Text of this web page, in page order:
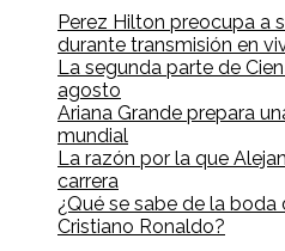
Perez Hilton preocupa a
durante transmisión en
La segunda parte de
agosto
Ariana Grande prepara
mundial
La razón por la que
carrera
¿Qué se sabe de la
Cristiano Ronaldo?